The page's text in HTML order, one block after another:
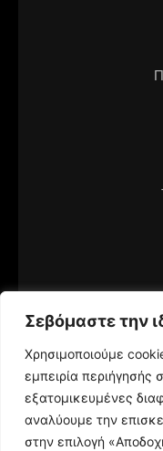
Σεβόμαστε την
Χρησιμοποιούμε
εμπειρία
εξατομικευμένες
αναλύουμε την
στην επιλογή
Γίνε ο